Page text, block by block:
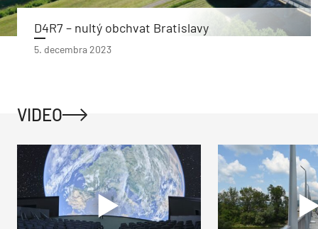
D4R7 – nultý obchvat Bratislavy
5. decembra 2023
VIDEO